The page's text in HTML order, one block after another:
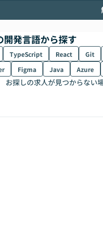
開発言語から探す
TypeScript React Git
Figma Java Azure
お探しの求人が見つからない